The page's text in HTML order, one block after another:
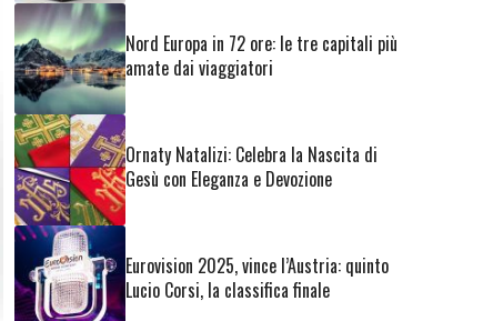
Nord Europa in 72 ore: le tre capitali più
amate dai viaggiatori
Ornaty Natalizi: Celebra la Nascita di
Gesù con Eleganza e Devozione
Eurovision 2025, vince l’Austria: quinto
Lucio Corsi, la classifica finale